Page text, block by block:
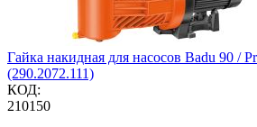
Гайка накидная для насосов Badu 90 /
(290.2072.111)
КОД:
210150